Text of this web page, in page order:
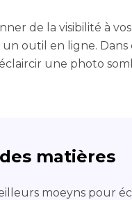
de la visibilité à
outil en ligne.
une photo
matières
moeyns pour